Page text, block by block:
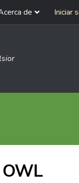
de Iniciar